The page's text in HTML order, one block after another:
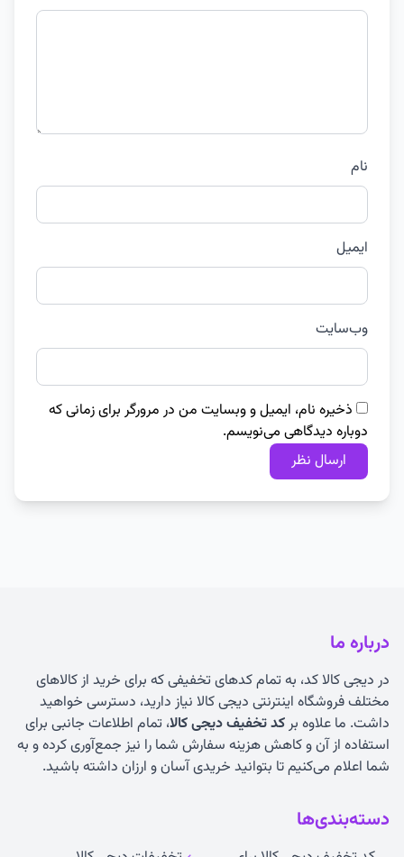
نام
ایمیل
وب‌سایت
ذخیره نام، ایمیل و وبسایت من در مرورگر برای زمانی که
دوباره دیدگاهی می‌نویسم.
درباره ما
در دیجی کالا کد، به تمام کدهای تخفیفی که برای خرید از کالاهای
مختلف فروشگاه اینترنتی دیجی کالا نیاز دارید، دسترسی خواهید
داشت. ما علاوه برکد تخفیف دیجی کالا، تمام اطلاعات جانبی برای
استفاده از آن و کاهش هزینه سفارش شما را نیز جمع‌آوری کرده و به
شما اعلام می‌کنیم تا بتوانید خریدی آسان و ارزان داشته باشید.
دسته‌بندی‌ها